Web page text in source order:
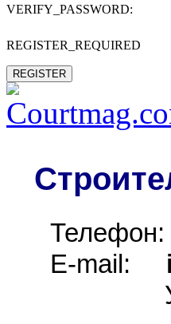
VERIFY_PASSWORD:
REGISTER_REQUIRED
REGISTER
Телефон:
E-mail: